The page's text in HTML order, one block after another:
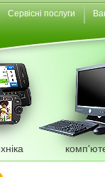
Сервісні послуги